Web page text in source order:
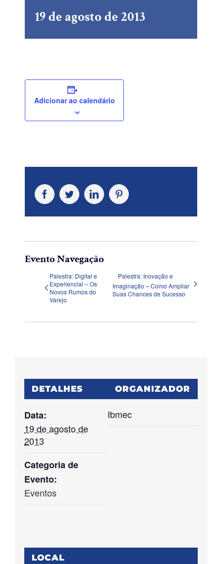
19 de agosto de 2013
Adicionar ao calendário
FacebookTwitterLinkedInPinterest
Evento Navegação
Palestra: Digital e
Experiencial – Os
Novos Rumos do
Varejo
Palestra: Inovação e
Imaginação – Como Ampliar
Suas Chances de Sucesso
DETALHES
Data:
19 de agosto de
2013
Categoria de
Evento:
Eventos
ORGANIZADOR
Ibmec
LOCAL